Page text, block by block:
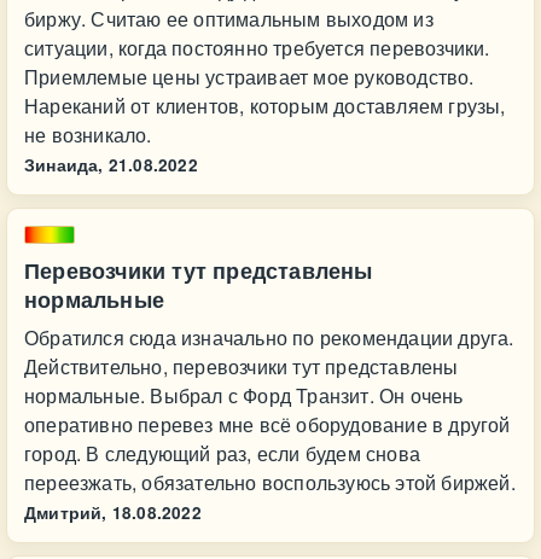
биржу. Считаю ее оптимальным выходом из
ситуации, когда постоянно требуется перевозчики.
Приемлемые цены устраивает мое руководство.
Нареканий от клиентов, которым доставляем грузы,
не возникало.
Зинаида, 21.08.2022
Перевозчики тут представлены
нормальные
Обратился сюда изначально по рекомендации друга.
Действительно, перевозчики тут представлены
нормальные. Выбрал с Форд Транзит. Он очень
оперативно перевез мне всё оборудование в другой
город. В следующий раз, если будем снова
переезжать, обязательно воспользуюсь этой биржей.
Дмитрий, 18.08.2022